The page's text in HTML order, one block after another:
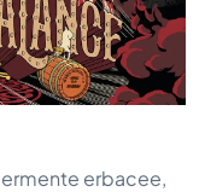
erbacee,